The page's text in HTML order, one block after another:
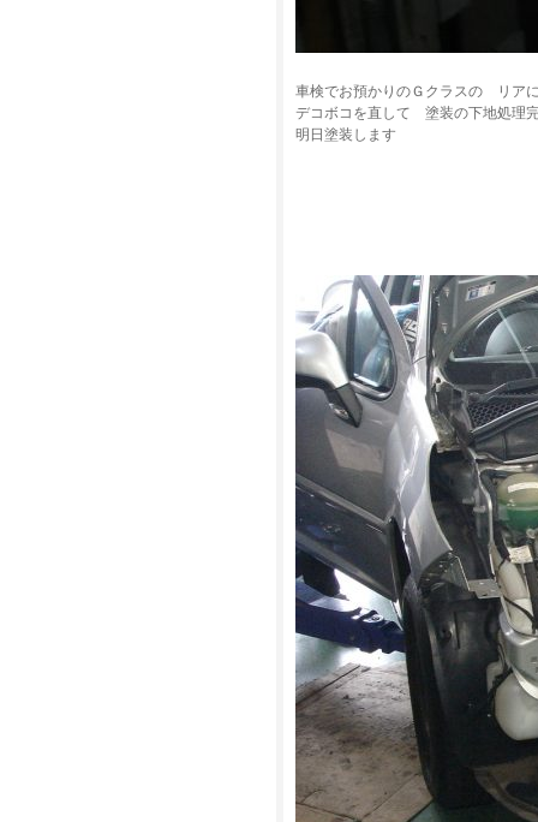
車検でお預かりのＧクラスの リア
デコボコを直して 塗装の下地処理
明日塗装します